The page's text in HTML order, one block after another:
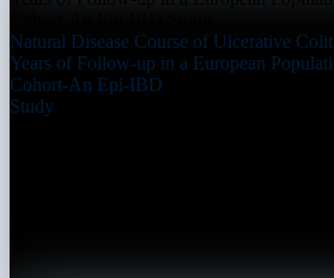
Natural Disease Course of Ulcerative
Years of Follow-up in a European
Cohort-An Epi-IBD
Study